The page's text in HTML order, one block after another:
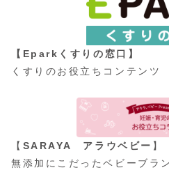
【Eparkくすりの窓口】
くすりのお役立ちコンテンツ
【 SARAYA アラウベビー 】
無添加にこだったベビーブラ